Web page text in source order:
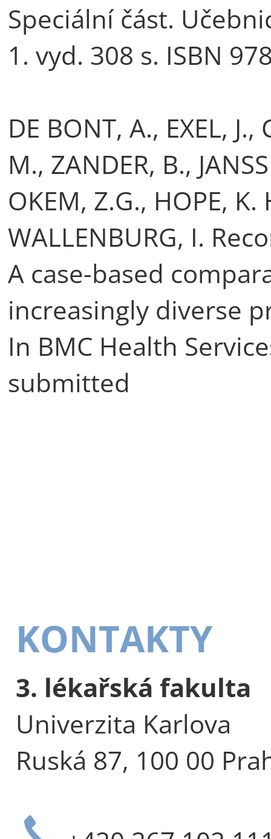
Speciální část.
1. vyd. 308 s. ISBN
DE BONT, A., EXEL, J.,
M., ZANDER, B.,
OKEM, Z.G., HOPE,
WALLENBURG, I.
A case-based
increasingly diverse
In BMC Health
submitted
KONTAKTY
3. lékařská fakulta
Univerzita Karlova
Ruská 87, 100 00